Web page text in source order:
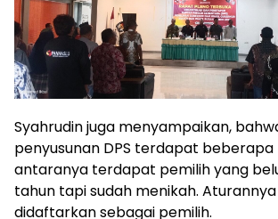
Syahrudin juga menyampaikan,
penyusunan DPS terdapat beberapa
antaranya terdapat pemilih yang
tahun tapi sudah menikah.
didaftarkan sebagai pemilih.